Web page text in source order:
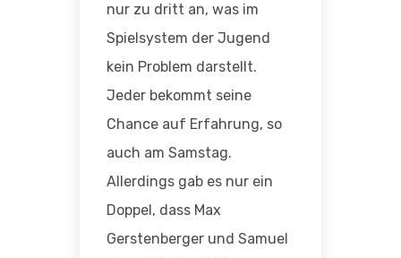
nur zu dritt an, was im
Spielsystem der Jugend
kein Problem darstellt.
Jeder bekommt seine
Chance auf Erfahrung, so
auch am Samstag.
Allerdings gab es nur ein
Doppel, dass Max
Gerstenberger und Samuel